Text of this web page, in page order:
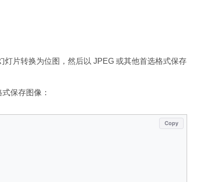
片转换为位图，然后以 JPEG 或其他首选格式保存
保存图像：
Copy